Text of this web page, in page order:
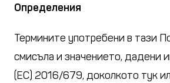
Определения
Термините употребени в тази
смисъла и значението, дадени
(ЕС) 2016/679, доколкото тук